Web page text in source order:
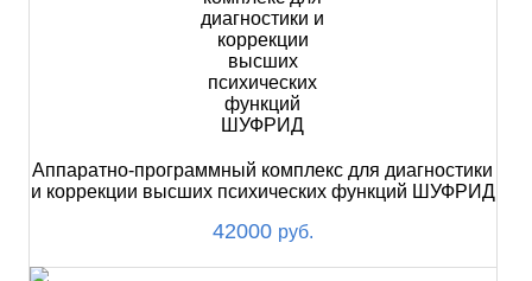
Аппаратно-программный комплекс для диагностики
и коррекции высших психических функций ШУФРИД
42000 руб.